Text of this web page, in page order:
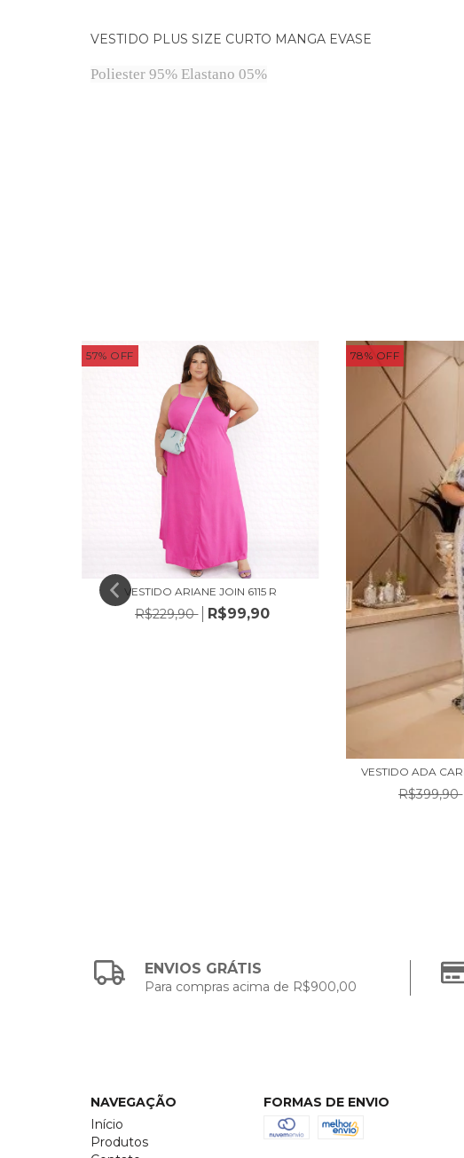
VESTIDO PLUS SIZE CURTO MANGA EVASE
Poliester 95% Elastano 05%
57% OFF
VESTIDO ARIANE JOIN 6115 R
R$229,90 R$99,90
78% OFF
VESTIDO ADA
R$399,90
ENVIOS GRÁTIS
Para compras acima de R$900,00
NAVEGAÇÃO
Início
Produtos
FORMAS DE ENVIO